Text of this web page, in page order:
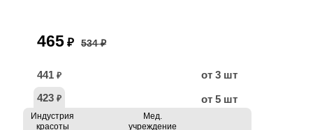
465 ₽ 534 ₽
441 ₽
от 3 шт
423 ₽ от 5 шт
Индустрия
красоты
Мед.
учреждение